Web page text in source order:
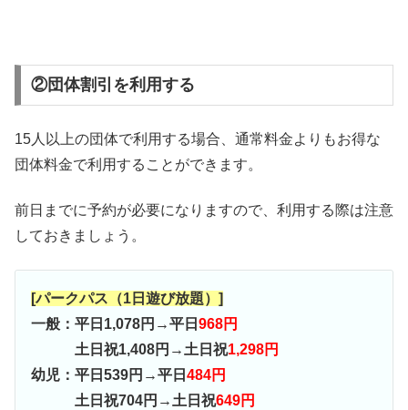
②団体割引を利用する
15人以上の団体で利用する場合、通常料金よりもお得な
団体料金で利用することができます。
前日までに予約が必要になりますので、利用する際は注意
しておきましょう。
[パークパス（1日遊び放題）]
一般：平日1,078円→平日 968円
土日祝1,408円→土日祝1,298円
幼児：平日539円→平日 484円
土日祝704円→土日祝649円